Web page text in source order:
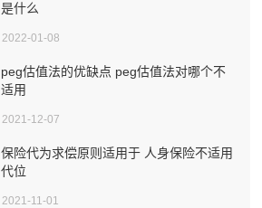
是什么
2022-01-08
peg估值法的优缺点 peg估值法对哪个不
适用
2021-12-07
保险代为求偿原则适用于 人身保险不适用
代位
2021-11-01